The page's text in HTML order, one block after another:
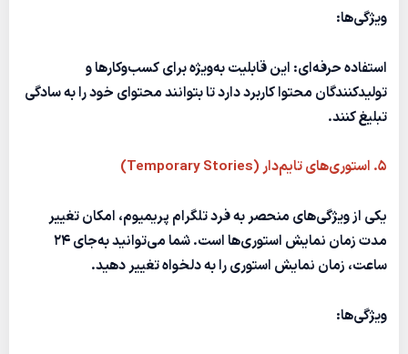
ویژگی‌ها:
استفاده حرفه‌ای: این قابلیت به‌ویژه برای کسب‌وکارها و
تولیدکنندگان محتوا کاربرد دارد تا بتوانند محتوای خود را به سادگی
تبلیغ کنند.
۵. استوری‌های تایم‌دار (Temporary Stories)
یکی از ویژگی‌های منحصر به فرد تلگرام پریمیوم، امکان تغییر
مدت زمان نمایش استوری‌ها است. شما می‌توانید به‌جای ۲۴
ساعت، زمان نمایش استوری را به دلخواه تغییر دهید.
ویژگی‌ها: